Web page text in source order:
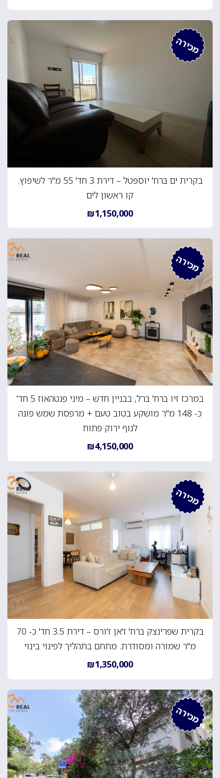
מכירה
בקרית ים ברח' יוספטל – דירת 3 חד' 55 מ"ר לשיפוץ.
קו ראשון לים
₪1,150,000
מכירה
במרכז זיו ברח' ברל, בבניין חדש – מיני פנטהאוז 5 חד'
כ- 148 מ"ר מושקע בטוב טעם + מרפסת שמש פונה
לנוף ירוק פתוח
₪4,150,000
מכירה
בקרית שפרינצק ברח' ז'אן ז'ורס – דירת 3.5 חד' כ- 70
מ"ר שמורה ומסודרת. מתחם בתהליך לפינוי בינוי
₪1,350,000
מכירה